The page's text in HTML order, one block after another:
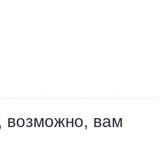
возможно, вам